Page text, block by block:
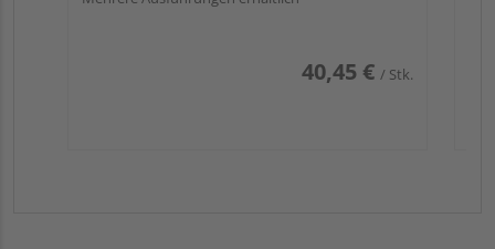
40,45 € / Stk.